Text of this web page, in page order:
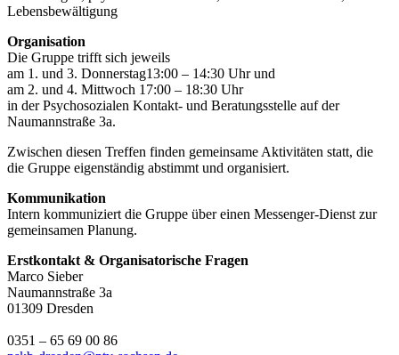
Lebensbewältigung
Organisation
Die Gruppe trifft sich jeweils
am 1. und 3. Donnerstag13:00 – 14:30 Uhr und
am 2. und 4. Mittwoch 17:00 – 18:30 Uhr
in der Psychosozialen Kontakt- und Beratungsstelle auf der
Naumannstraße 3a.
Zwischen diesen Treffen finden gemeinsame Aktivitäten statt, die
die Gruppe eigenständig abstimmt und organisiert.
Kommunikation
Intern kommuniziert die Gruppe über einen Messenger-Dienst zur
gemeinsamen Planung.
Erstkontakt & Organisatorische Fragen
Marco Sieber
Naumannstraße 3a
01309 Dresden
0351 – 65 69 00 86